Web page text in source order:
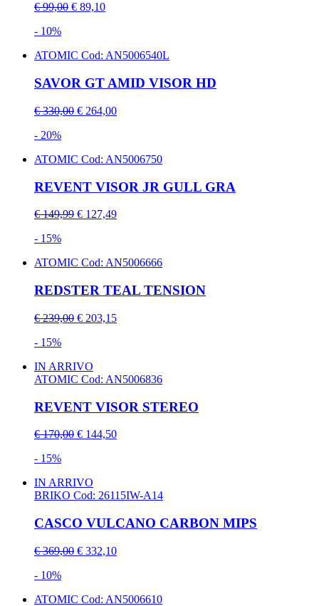
€ 99,00 € 89,10
- 10%
ATOMIC Cod: AN5006540L
SAVOR GT AMID VISOR HD
€ 330,00 € 264,00
- 20%
ATOMIC Cod: AN5006750
REVENT VISOR JR GULL GRA
€ 149,99 € 127,49
- 15%
ATOMIC Cod: AN5006666
REDSTER TEAL TENSION
€ 239,00 € 203,15
- 15%
IN ARRIVO
ATOMIC Cod: AN5006836
REVENT VISOR STEREO
€ 170,00 € 144,50
- 15%
IN ARRIVO
BRIKO Cod: 26115IW-A14
CASCO VULCANO CARBON MIPS
€ 369,00 € 332,10
- 10%
ATOMIC Cod: AN5006610